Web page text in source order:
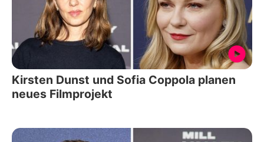
Kirsten Dunst und Sofia Coppola planen
neues Filmprojekt